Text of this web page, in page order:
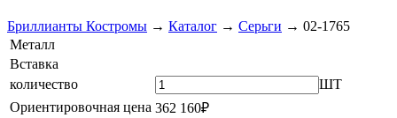
Бриллианты Костромы → Каталог → Серьги → 02-1765
Металл
Вставка
количество
ШТ
Ориентировочная цена 362 160₽